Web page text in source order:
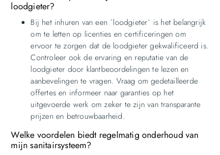
loodgieter?
Bij het inhuren van een `loodgieter` is het belangrijk
om te letten op licenties en certificeringen om
ervoor te zorgen dat de loodgieter gekwalificeerd is.
Controleer ook de ervaring en reputatie van de
loodgieter door klantbeoordelingen te lezen en
aanbevelingen te vragen. Vraag om gedetailleerde
offertes en informeer naar garanties op het
uitgevoerde werk om zeker te zijn van transparante
prijzen en betrouwbaarheid.
Welke voordelen biedt regelmatig onderhoud van
mijn sanitairsysteem?